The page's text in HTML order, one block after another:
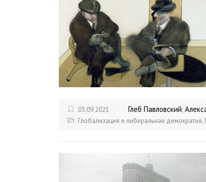
03.09.2021 Глеб Павловский,
Глобализация и либеральная демократия,